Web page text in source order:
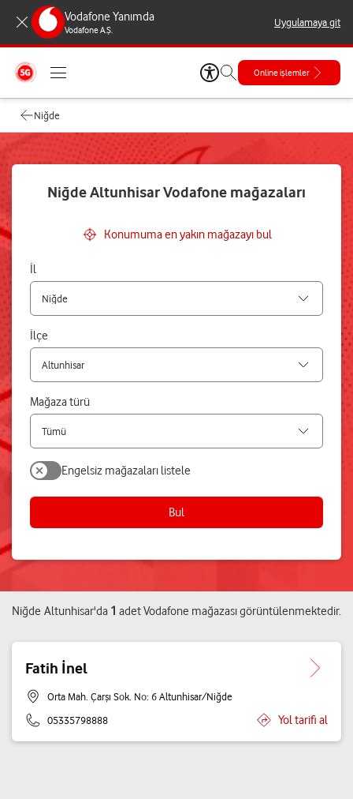
Vodafone Yanımda
Vodafone A.Ş.
Uygulamaya git
Online işlemler
Niğde
Niğde Altunhisar Vodafone mağazaları
Konumuma en yakın mağazayı bul
İl
İlçe
Mağaza türü
Bul
Engelsiz mağazaları listele
Niğde Altunhisar'da 1 adetVodafone mağazasıgörüntülenmektedir.
Fatih İnel
Orta Mah. Çarşı Sok. No: 6 Altunhisar/Niğde
05335798888
Yol tarifi al